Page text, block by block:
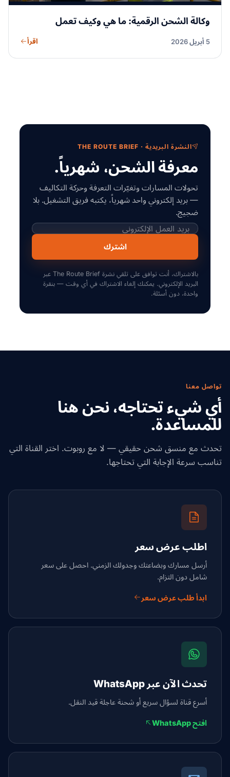
وكالة الشحن الرقمية: ما هي وكيف تعمل
5 أبريل 2026 اقرأ
النشرة البريدية · THE ROUTE BRIEF
معرفة الشحن، شهرياً.
تحولات المسارات وتغيّرات التعرفة وحركة التكاليف
— بريد إلكتروني واحد شهرياً، يكتبه فريق التشغيل. بلا
ضجيج.
اشترك
بالاشتراك، أنت توافق على تلقي نشرة The Route Brief عبر
البريد الإلكتروني. يمكنك إلغاء الاشتراك في أي وقت — بنقرة
واحدة، دون أسئلة.
تواصل معنا
أي شيء تحتاجه، نحن هنا
للمساعدة.
تحدث مع منسق شحن حقيقي — لا مع روبوت. اختر القناة التي
تناسب سرعة الإجابة التي تحتاجها.
اطلب عرض سعر
أرسل مسارك وبضاعتك وجدولك الزمني. احصل على سعر
شامل دون التزام.
ابدأ طلب عرض سعر
تحدث الآن عبر WhatsApp
أسرع قناة لسؤال سريع أو شحنة عاجلة قيد النقل.
افتح WhatsApp